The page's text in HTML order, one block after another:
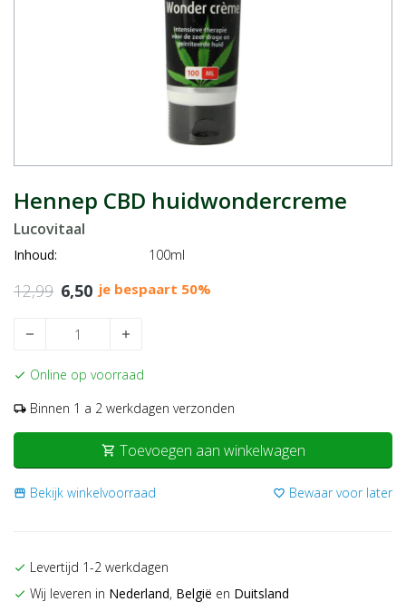
Hennep CBD huidwondercreme
Lucovitaal
Inhoud: 100ml
12,99 6,50 je bespaart 50%
remove add
check Online op voorraad
local_shipping Binnen 1 a 2 werkdagen verzonden
shopping_cart Toevoegen aan winkelwagen
storefront Bekijk winkelvoorraad favorite_border Bewaar voor later
check Levertijd 1-2 werkdagen
check Wij leveren in Nederland, België en Duitsland